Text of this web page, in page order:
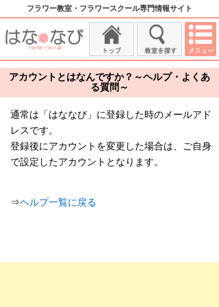
フラワー教室・フラワースクール専門情報サイト
アカウントとはなんですか？～ヘルプ・よくあ
る質問～
通常は「はななび」に登録した時のメールアド
レスです。
登録後にアカウントを変更した場合は、ご自身
で設定したアカウントとなります。
⇒ヘルプ一覧に戻る